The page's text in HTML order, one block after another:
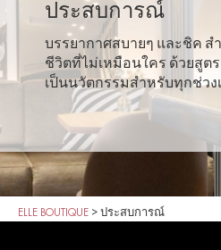
ประสบการณ์
บรรยากาศสบายๆ และชิค
ชีวิตที่ไม่เหมือนใคร ด้วยสูต
เป็นนวัตกรรมสำหรับทุกช่วง
ELLE BOUTIQUE > ประสบการณ์